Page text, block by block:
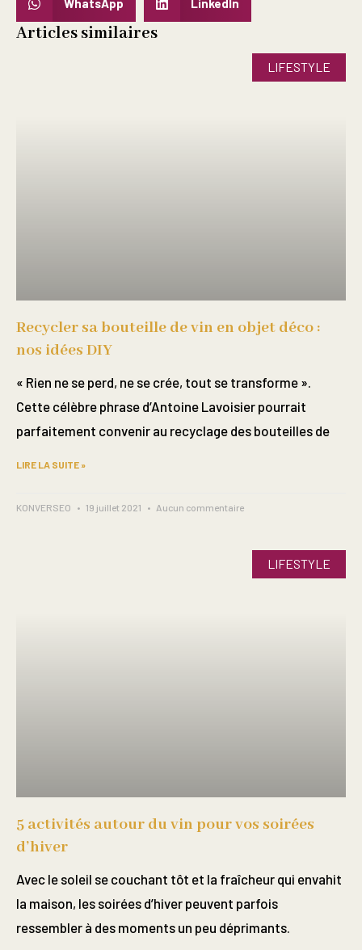
WhatsApp LinkedIn
Articles similaires
LIFESTYLE
Recycler sa bouteille de vin en objet déco :
nos idées DIY
« Rien ne se perd, ne se crée, tout se transforme ».
Cette célèbre phrase d’Antoine Lavoisier pourrait
parfaitement convenir au recyclage des bouteilles de
LIRE LA SUITE »
KONVERSEO 19 juillet 2021 Aucun commentaire
LIFESTYLE
5 activités autour du vin pour vos soirées
d’hiver
Avec le soleil se couchant tôt et la fraîcheur qui envahit
la maison, les soirées d’hiver peuvent parfois
ressembler à des moments un peu déprimants.